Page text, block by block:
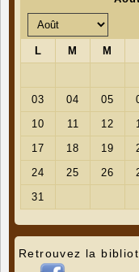
Retrouvez la